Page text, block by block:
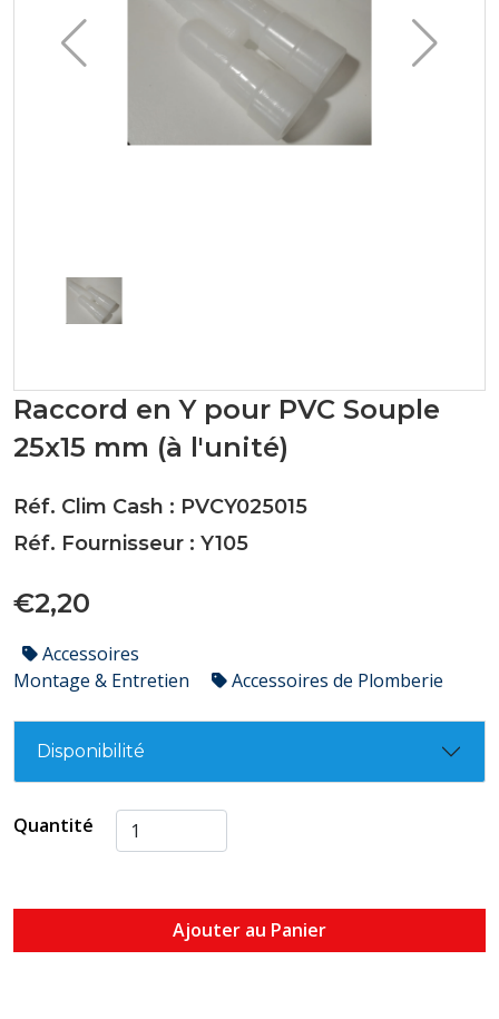
Raccord en Y pour PVC Souple
25x15 mm (à l'unité)
Réf. Clim Cash : PVCY025015
Réf. Fournisseur : Y105
€2,20
Accessoires
Montage & Entretien
Accessoires de Plomberie
Disponibilité
Quantité
Ajouter au Panier